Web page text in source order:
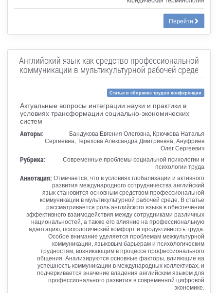
Перейти
Английский язык как средство профессиональной
коммуникации в мультикультурной рабочей среде
Статья в сборнике трудов конференции
Актуальные вопросы интеграции науки и практики в
условиях трансформации социально-экономических
систем
Авторы:
Бандукова Евгения Олеговна, Крючкова Наталья
Сергеевна, Терехова Александра Дмитриевна, Ануфриев
Олег Сергеевич
Рубрика:
Современные проблемы социальной психологии и
психологии труда
Аннотация: Отмечается, что в условиях глобализации и активного
развития международного сотрудничества английский
язык становится основным средством профессиональной
коммуникации в мультикультурной рабочей среде. В статье
рассматривается роль английского языка в обеспечении
эффективного взаимодействия между сотрудниками различных
национальностей, а также его влияние на профессиональную
адаптацию, психологический комфорт и продуктивность труда.
Особое внимание уделяется проблемам межкультурной
коммуникации, языковым барьерам и психологическим
трудностям, возникающим в процессе профессионального
общения. Анализируются основные факторы, влияющие на
успешность коммуникации в международных коллективах, и
подчеркивается значение владения английским языком для
профессионального развития в современной цифровой
экономике.